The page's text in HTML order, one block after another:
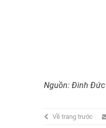
Nguồn: Đinh Đức
Về trang trước